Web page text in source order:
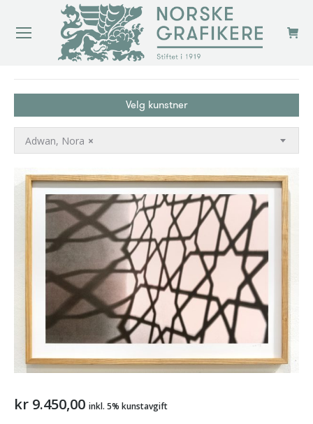
Velg kunstner
×
Adwan, Nora
kr 9.450,00 inkl. 5% kunstavgift